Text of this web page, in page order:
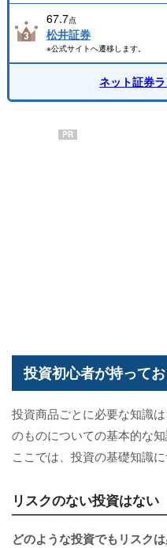
67.7点
松井証券
※公式サイトへ遷移します。
ネット証券
PR
投資初心者が持って
投資商品ごとに必要な知識
のものについての基本的な
ここでは、投資の基礎知識に
リスクのない投資はない
どのような投資でもリスク